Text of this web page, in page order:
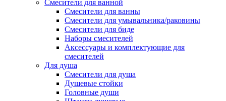
Смесители для ванной
Смесители для ванны
Смесители для умывальника/раковины
Смесители для биде
Наборы смесителей
Аксессуары и комплектующие для
смесителей
Для душа
Смесители для душа
Душевые стойки
Головные души